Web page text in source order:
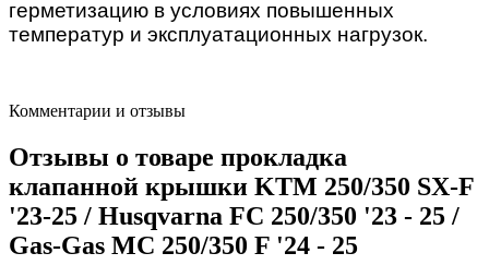
герметизацию в условиях повышенных
температур и эксплуатационных нагрузок.
Комментарии и отзывы
Отзывы о товаре прокладка
клапанной крышки KTM 250/350 SX-F
'23-25 / Husqvarna FC 250/350 '23 - 25 /
Gas-Gas MC 250/350 F '24 - 25